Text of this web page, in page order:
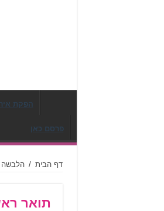
הפקת
פרסם כאן
דף הבית / הלבשה
תואר